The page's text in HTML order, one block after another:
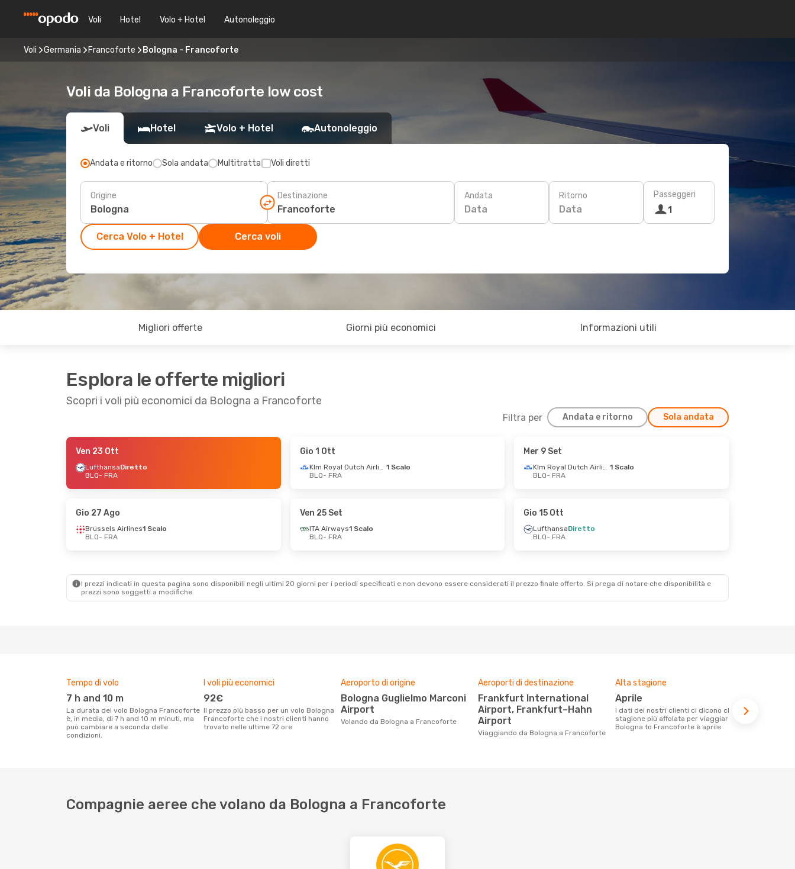
Voli Hotel Volo + Hotel Autonoleggio
Voli Germania Francoforte Bologna - Francoforte
Voli da Bologna a Francoforte low cost
Voli Hotel Volo + Hotel Autonoleggio
Andata e ritorno Sola andata Multitratta Voli diretti
Origine Destinazione Andata
Data
Ritorno
Data
Passeggeri
1
Cerca Volo + Hotel Cerca voli
Migliori offerte Giorni più economici Informazioni utili
Esplora le offerte migliori
Scopri i voli più economici da Bologna a Francoforte
Filtra per Andata e ritorno Sola andata
- Sab 31 Ott
- Lun 19 Ott
FRA
- BLQ - BLQ
Ven 23 Ott
LufthansaDiretto
BLQ- FRA
Gio 1 Ott
Klm Royal Dutch Airlines 1 Scalo
BLQ- FRA
Mer 9 Set
Klm Royal Dutch Airlines 1 Scalo
BLQ- FRA
Gio 27 Ago
Brussels Airlines1 Scalo
BLQ- FRA
Ven 25 Set
ITA Airways1 Scalo
BLQ- FRA
Gio 15 Ott
LufthansaDiretto
BLQ- FRA
I prezzi indicati in questa pagina sono disponibili negli ultimi 20 giorni per i periodi specificati e non devono essere considerati il ​​prezzo finale offerto. Si prega di notare che disponibilità e
prezzi sono soggetti a modifiche.
Tempo di volo
7 h and 10 m
La durata del volo Bologna Francoforte
è, in media, di 7 h and 10 m minuti, ma
può cambiare a seconda delle
condizioni.
I voli più economici
92€
Il prezzo più basso per un volo Bologna
Francoforte che i nostri clienti hanno
trovato nelle ultime 72 ore
Aeroporto di origine
Bologna Guglielmo Marconi
Airport
Volando da Bologna a Francoforte
Aeroporti di destinazione
Frankfurt International
Airport, Frankfurt–Hahn
Airport
Viaggiando da Bologna a Francoforte
Alta stagione
aprile
I dati dei nostri clienti ci dicono che la
stagione più affolata per viaggiare da
Bologna to Francoforte è aprile
Compagnie aeree che volano da Bologna a Francoforte